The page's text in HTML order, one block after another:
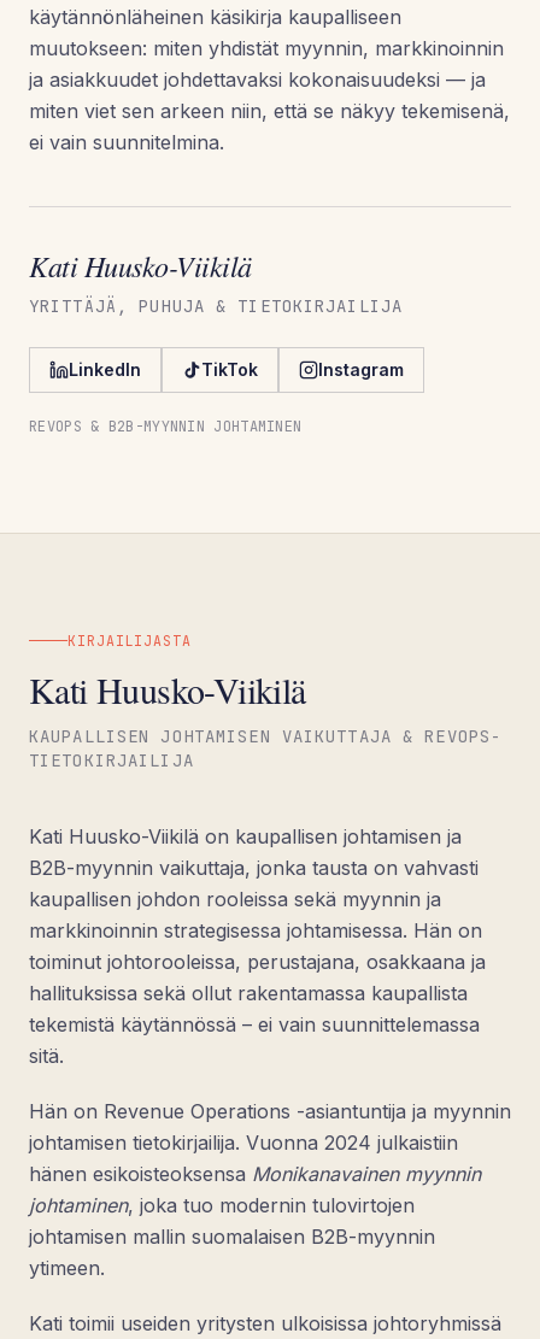
käytännönläheinen käsikirja kaupalliseen
muutokseen: miten yhdistät myynnin, markkinoinnin
ja asiakkuudet johdettavaksi kokonaisuudeksi — ja
miten viet sen arkeen niin, että se näkyy tekemisenä,
ei vain suunnitelmina.
Kati Huusko-Viikilä
YRITTÄJÄ, PUHUJA & TIETOKIRJAILIJA
LinkedIn TikTok Instagram
REVOPS & B2B-MYYNNIN JOHTAMINEN
KIRJAILIJASTA
Kati Huusko-Viikilä
KAUPALLISEN JOHTAMISEN VAIKUTTAJA & REVOPS-
TIETOKIRJAILIJA
Kati Huusko-Viikilä on kaupallisen johtamisen ja
B2B-myynnin vaikuttaja, jonka tausta on vahvasti
kaupallisen johdon rooleissa sekä myynnin ja
markkinoinnin strategisessa johtamisessa. Hän on
toiminut johtorooleissa, perustajana, osakkaana ja
hallituksissa sekä ollut rakentamassa kaupallista
tekemistä käytännössä – ei vain suunnittelemassa
sitä.
Hän on Revenue Operations -asiantuntija ja myynnin
johtamisen tietokirjailija. Vuonna 2024 julkaistiin
hänen esikoisteoksensa Monikanavainen myynnin
johtaminen, joka tuo modernin tulovirtojen
johtamisen mallin suomalaisen B2B-myynnin
ytimeen.
Kati toimii useiden yritysten ulkoisissa johtoryhmissä